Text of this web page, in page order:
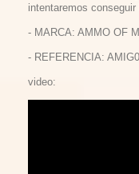
intentaremos
- MARCA: AMMO OF
- REFERENCIA:
video: